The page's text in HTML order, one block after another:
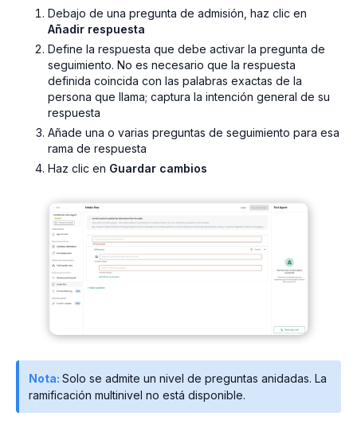
Debajo de una pregunta de admisión, haz clic en
Añadir respuesta
Define la respuesta que debe activar la pregunta de
seguimiento. No es necesario que la respuesta
definida coincida con las palabras exactas de la
persona que llama; captura la intención general de su
respuesta
Añade una o varias preguntas de seguimiento para esa
rama de respuesta
Haz clic en Guardar cambios
Nota: Solo se admite un nivel de preguntas anidadas. La
ramificación multinivel no está disponible.